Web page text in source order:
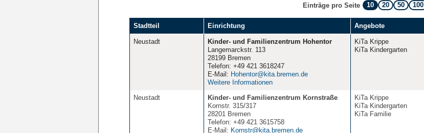
Einträge pro Seite
10 20 50 100
Stadtteil Einrichtung Angebote
Neustadt
Kinder- und Familienzentrum Hohentor
Langemarckstr. 113
28199 Bremen
Telefon: +49 421 3618247
E-Mail: Hohentor@kita.bremen.de
Weitere Informationen
KiTa Krippe
KiTa Kindergarten
Neustadt
Kinder- und Familienzentrum Kornstraße
Kornstr. 315/317
28201 Bremen
Telefon: +49 421 3615758
E-Mail: Kornstr@kita.bremen.de
KiTa Krippe
KiTa Kindergarten
KiTa Familie